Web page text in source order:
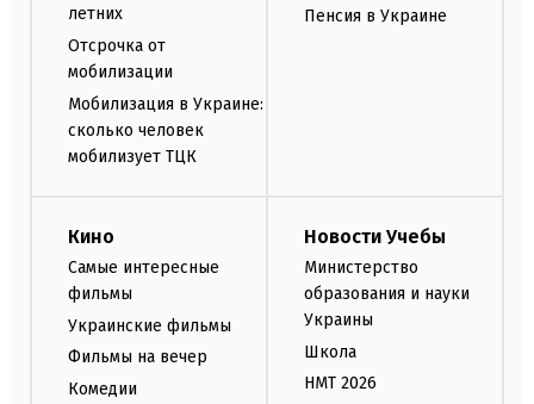
летних
Отсрочка от
мобилизации
Мобилизация в Украине:
сколько человек
мобилизует ТЦК
Пенсия в Украине
Кино
Самые интересные
фильмы
Украинские фильмы
Фильмы на вечер
Комедии
Новости Учебы
Министерство
образования и науки
Украины
Школа
НМТ 2026